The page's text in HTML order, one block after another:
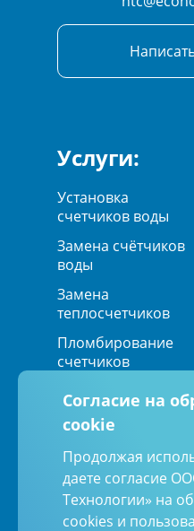
Услуги:
Установка
счетчиков воды
Замена счётчиков
воды
Замена
теплосчетчиков
Пломбирование
счетчиков
Политика
данных
Согласие на
cookie
Продолжая
даете согласие
Технологии» на
cookies и